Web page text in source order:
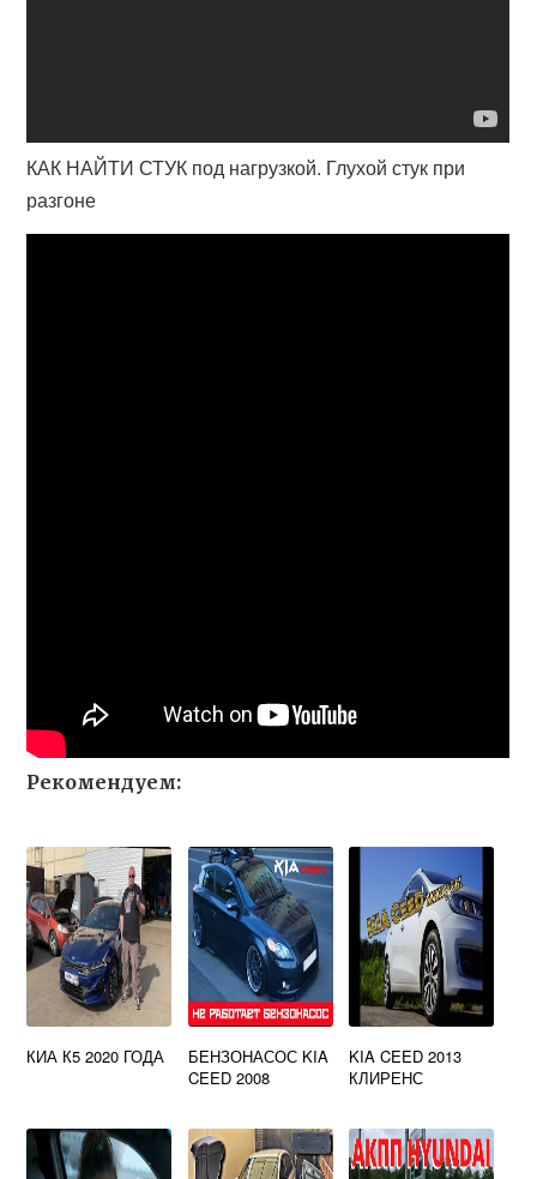
КАК НАЙТИ СТУК под нагрузкой. Глухой стук при
разгоне
Рекомендуем:
КИА К5 2020 ГОДА
БЕНЗОНАСОС KIA
CEED 2008
KIA CEED 2013
КЛИРЕНС